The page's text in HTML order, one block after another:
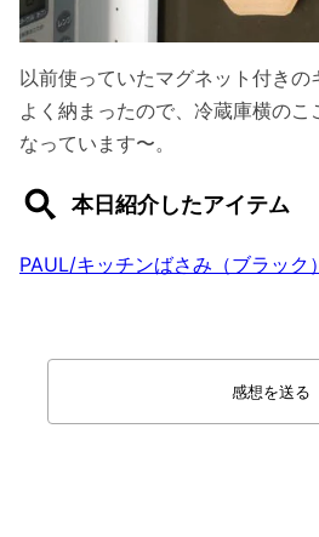
以前使っていたマグネット付き
よく納まったので、冷蔵庫横の
なっています〜。
本日紹介したアイテム
PAUL/キッチンばさみ（ブラック）
感想を送る